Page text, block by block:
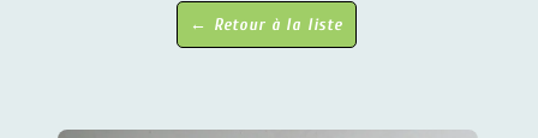
← Retour à la liste